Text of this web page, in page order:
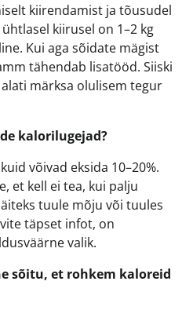
kiirendamist ja tõusudel
kiirusel on 1–2 kg
Kui aga sõidate mägist
tähendab lisatööd. Siiski
märksa olulisem tegur
kalorilugejad?
võivad eksida 10–20%.
et kell ei tea, kui palju
tuule mõju või tuules
täpset infot, on
valik.
sõitu, et rohkem kaloreid